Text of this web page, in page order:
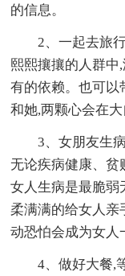
的信息。
2、一起去旅
熙熙攘攘的人群中
有的依赖。也可以
和她,两颗心会在大
3、女朋友生
无论疾病健康、贫
女人生病是最脆弱
柔满满的给女人亲
动恐怕会成为女人
4、做好大餐,